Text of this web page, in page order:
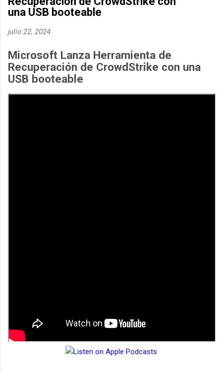
una USB booteable
julio 22, 2024
Microsoft Lanza Herramienta de
Recuperación de CrowdStrike con una
USB booteable